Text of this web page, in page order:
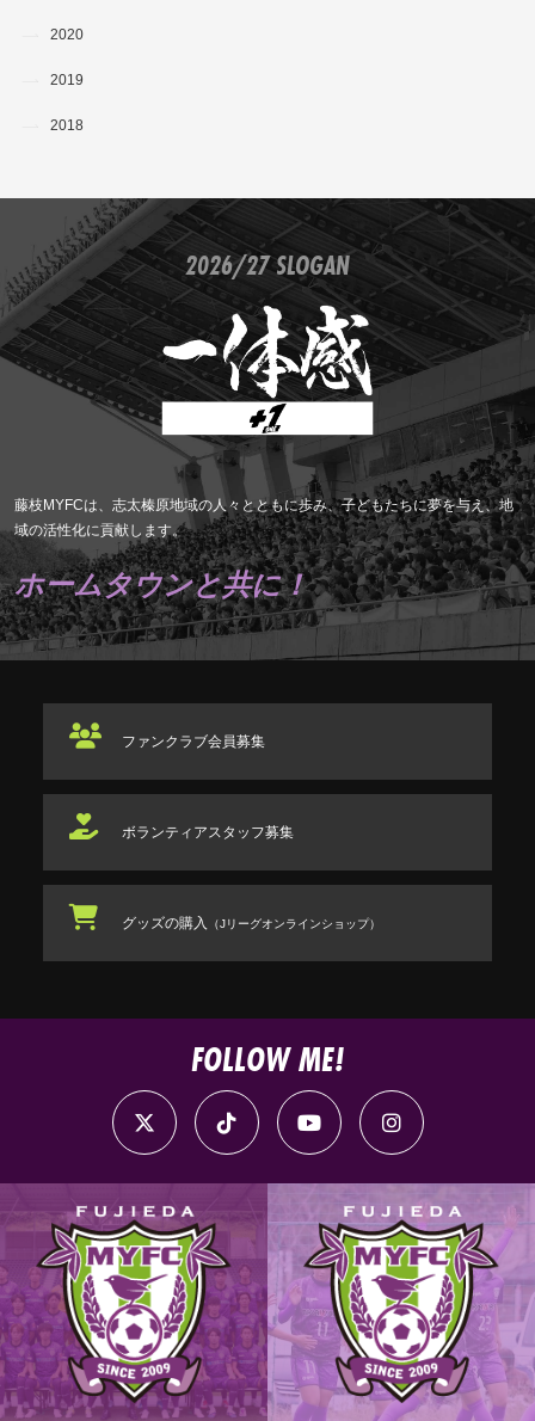
2020
2019
2018
2026/27 SLOGAN
藤枝MYFCは、志太榛原地域の人々とともに歩み、子どもたちに夢を与え、地
域の活性化に貢献します。
ホームタウンと共に！
ファンクラブ会員募集
ボランティアスタッフ募集
グッズの購入 （Jリーグオンラインショップ）
FOLLOW ME!